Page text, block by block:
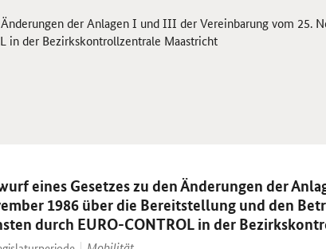
der Anlagen I und III der Vereinbarung vom
in der Bezirkskontrollzentrale Maastricht
eines Gesetzes zu den Änderungen der
1986 über die Bereitstellung und den
durch EURO-CONTROL in der